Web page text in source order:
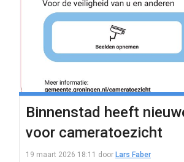
Binnenstad heeft
voor cameratoezicht
19 maart 2026 18:11 door Lars Faber